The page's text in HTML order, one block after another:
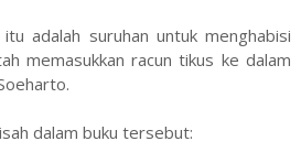
adalah suruhan untuk menghabisi
memasukkan racun tikus ke dalam
dalam buku tersebut: